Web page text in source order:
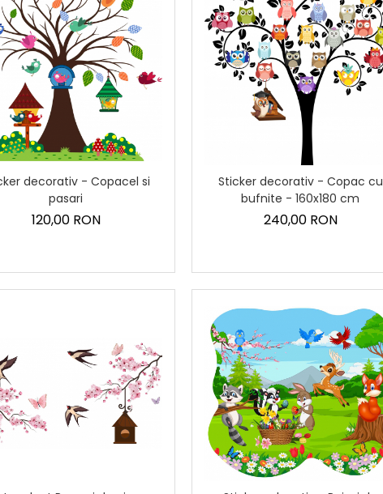
decorativ - Copacel si
pasari
120,00 RON
Sticker decorativ - Copac cu
bufnite - 160x180 cm
240,00 RON